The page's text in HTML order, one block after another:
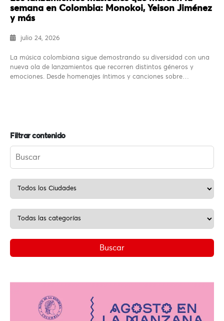
semana en Colombia: Monokoi, Yeison Jiménez
y más
julio 24, 2026
La música colombiana sigue demostrando su diversidad con una
nueva ola de lanzamientos que recorren distintos géneros y
emociones. Desde homenajes íntimos y canciones sobre…
Filtrar contenido